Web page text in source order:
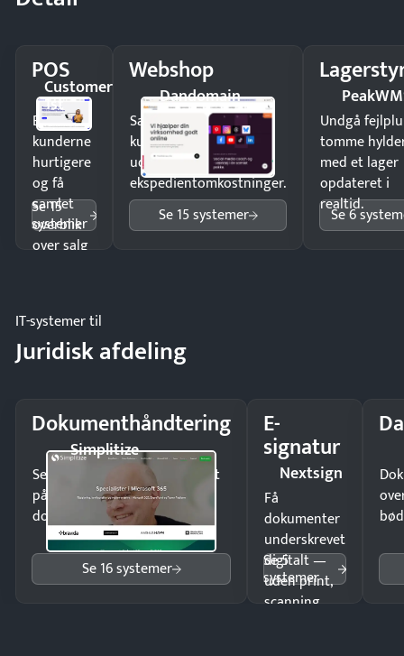
POS
Customer
1st
Ekspedér
kunderne
hurtigere
og få
samlet
overblik
over salg
Se 15
systemer
Webshop
Dandomain
Sælg produkter 24/7 til
kunder i hele landet
uden
ekspedientomkostninger.
Se 15 systemer
Undgå
tomme
med et lager
opdateret i
realtid.
Se 6
IT-systemer til
Juridisk afdeling
Dokumenthåndtering
Simplitize
Send kontrakter til underskrift
på minutter og mist ingen
dokumenter.
Se 16 systemer
E-
signatur
Nextsign
Få
dokumenter
underskrevet
digitalt —
uden print,
scanning
Se 5
systemer